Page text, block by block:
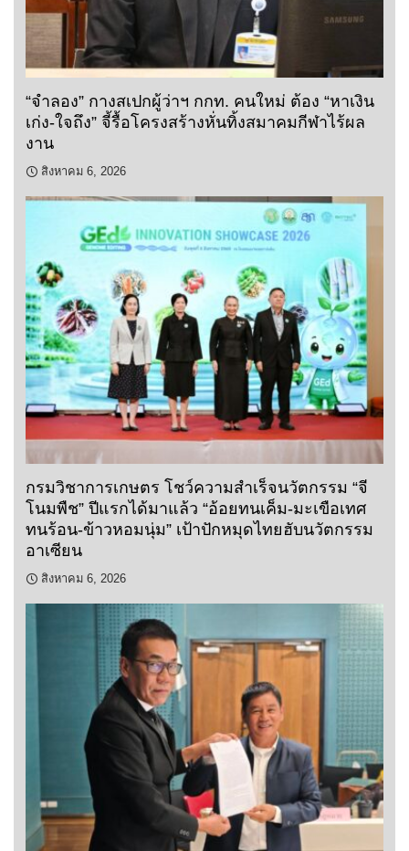
“จำลอง” กางสเปกผู้ว่าฯ กกท. คนใหม่ ต้อง “หาเงิน
เก่ง-ใจถึง” จี้รื้อโครงสร้างหั่นทิ้งสมาคมกีฬาไร้ผล
งาน
สิงหาคม 6, 2026
กรมวิชาการเกษตร โชว์ความสำเร็จนวัตกรรม “จี
โนมพืช” ปีแรกได้มาแล้ว “อ้อยทนเค็ม-มะเขือเทศ
ทนร้อน-ข้าวหอมนุ่ม” เป้าปักหมุดไทยฮับนวัตกรรม
อาเซียน
สิงหาคม 6, 2026